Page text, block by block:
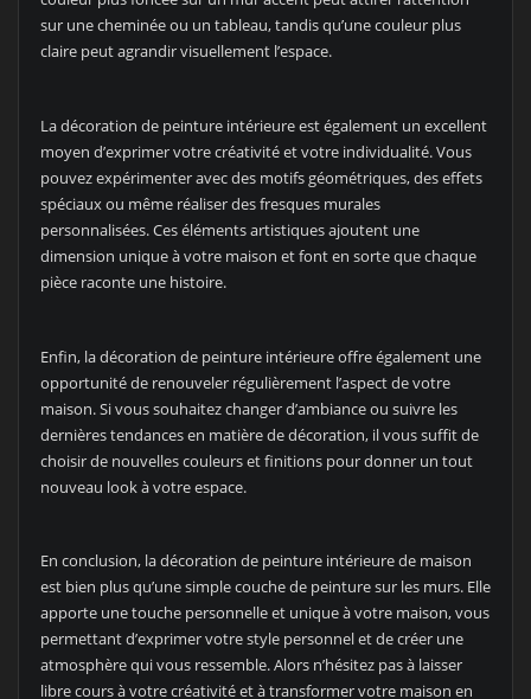
sur une cheminée ou un tableau, tandis qu’une couleur plus
claire peut agrandir visuellement l’espace.
La décoration de peinture intérieure est également un excellent
moyen d’exprimer votre créativité et votre individualité. Vous
pouvez expérimenter avec des motifs géométriques, des effets
spéciaux ou même réaliser des fresques murales
personnalisées. Ces éléments artistiques ajoutent une
dimension unique à votre maison et font en sorte que chaque
pièce raconte une histoire.
Enfin, la décoration de peinture intérieure offre également une
opportunité de renouveler régulièrement l’aspect de votre
maison. Si vous souhaitez changer d’ambiance ou suivre les
dernières tendances en matière de décoration, il vous suffit de
choisir de nouvelles couleurs et finitions pour donner un tout
nouveau look à votre espace.
En conclusion, la décoration de peinture intérieure de maison
est bien plus qu’une simple couche de peinture sur les murs. Elle
apporte une touche personnelle et unique à votre maison, vous
permettant d’exprimer votre style personnel et de créer une
atmosphère qui vous ressemble. Alors n’hésitez pas à laisser
libre cours à votre créativité et à transformer votre maison en